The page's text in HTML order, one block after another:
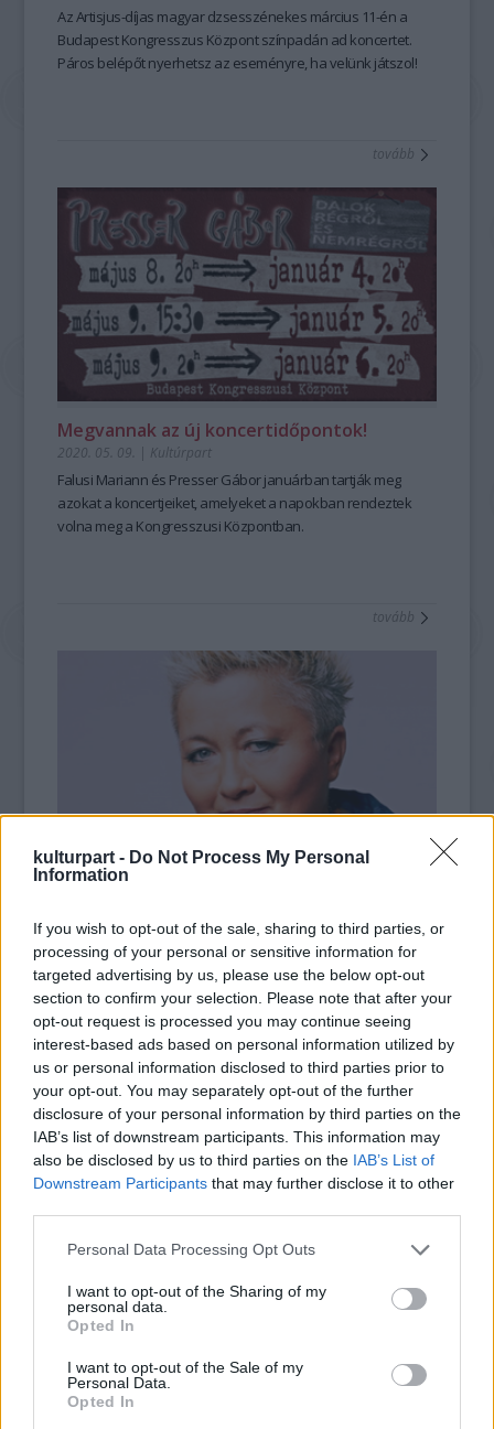
kulturpart - Do Not Process My Personal
Information
If you wish to opt-out of the sale, sharing to third parties, or
processing of your personal or sensitive information for
targeted advertising by us, please use the below opt-out
section to confirm your selection. Please note that after your
opt-out request is processed you may continue seeing
interest-based ads based on personal information utilized by
us or personal information disclosed to third parties prior to
your opt-out. You may separately opt-out of the further
disclosure of your personal information by third parties on the
IAB’s list of downstream participants. This information may
also be disclosed by us to third parties on the IAB’s List of
Downstream Participants that may further disclose it to other
Please note that this website/app uses one or more Google
not limited to your visit or usage behaviour. You may click to
grant or deny consent to Google and its third-party tags to
use your data for below specified purposes in below Google
consent section.
Personal Data Processing Opt Outs
I want to opt-out of the Sharing of my
personal data.
Opted In
I want to opt-out of the Sale of my
Personal Data.
Opted In
Az Artisjus-díjas magyar dzsesszénekes március 11-én a
Budapest Kongresszus Központ színpadán ad koncertet.
Páros belépőt nyerhetsz az eseményre, ha velünk játszol!
tovább
Megvannak az új koncertidőpontok!
2020. 05. 09. | Kultúrpart
Falusi Mariann és Presser Gábor januárban tartják meg
azokat a koncertjeiket, amelyeket a napokban rendeztek
volna meg a Kongresszusi Központban.
tovább
Május 7-én ad nagykoncertet a Kongresszusi Központban az
Artisjus-díjas magyar dzsesszénekes, rádiós- és televíziós
műsorvezető, színésznő.
tovább
A Pa-dö-dő a Ligetben (is) nagyszerű!
2019. 07. 09.|Kultúrpart
Július 10-én a Vajdahunyadvárában lép fel a 31 éve